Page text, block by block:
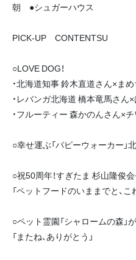
朝 ●シュガーハウス
PICK-UP CONTENTSU
○LOVE DOG！
・北海道知事 鈴木直道さん×まめ
・レバンガ北海道 橋本竜馬さん×
・フルーティー 森かのんさん×
○幸せ運ぶ「パピーウォーカー」
○祝50周年！すぎたま 杉山隆俊
「ペットフードのいままでと、こ
○ペット霊園「シャロームの森
「またね、ありがとう」